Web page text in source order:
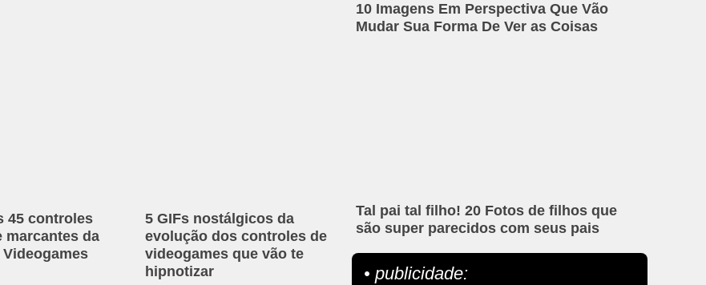
45 controles
marcantes da
5 GIFs nostálgicos da
evolução dos controles de
videogames que vão te
hipnotizar
10 Imagens Em Perspectiva Que Vão
Mudar Sua Forma De Ver as Coisas
Tal pai tal filho! 20 Fotos de filhos que
são super parecidos com seus pais
• publicidade: